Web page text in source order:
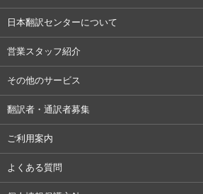
日本翻訳センターについて
営業スタッフ紹介
その他のサービス
翻訳者・通訳者募集
ご利用案内
よくある質問